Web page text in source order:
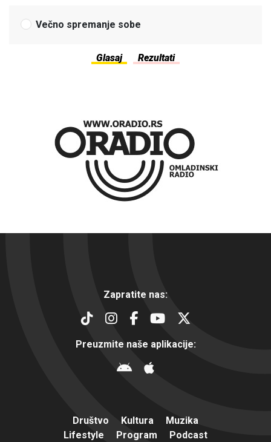
Večno spremanje sobe
Zapratite nas:
Preuzmite naše aplikacije:
Društvo Kultura
Muzika
Lifestyle
Program
Podcast